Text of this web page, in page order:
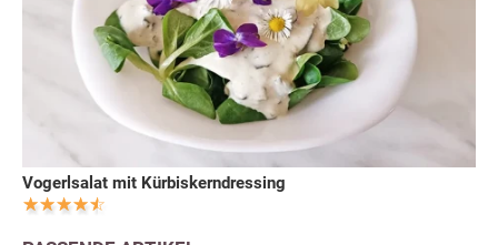
Vogerlsalat mit Kürbiskerndressing